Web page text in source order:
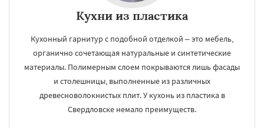
Кухни из пластика
Кухонный гарнитур с подобной отделкой – это мебель,
органично сочетающая натуральные и синтетические
материалы. Полимерным слоем покрываются лишь фасады
и столешницы, выполненные из различных
древесноволокнистых плит. У кухонь из пластика в
Свердловске немало преимуществ.